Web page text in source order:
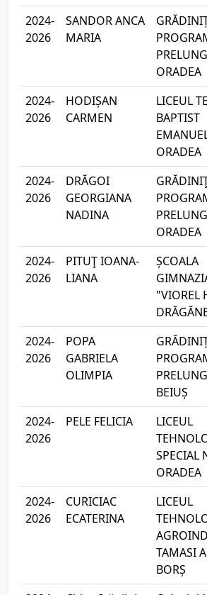
2024-
2026
SANDOR ANCA
MARIA
ORADEA
2024-
2026
HODIȘAN
CARMEN
LICEUL
BAPTIST
ORADEA
2024-
2026
DRĂGOI
GEORGIANA
NADINA
ORADEA
2024-
2026
PITUŢ IOANA-
LIANA
ȘCOALA
"VIOREL
2024-
2026
POPA
GABRIELA
OLIMPIA
BEIUȘ
2024-
2026
PELE FELICIA
LICEUL
SPECIAL
ORADEA
2024-
2026
CURICIAC
ECATERINA
LICEUL
TAMASI
BORȘ